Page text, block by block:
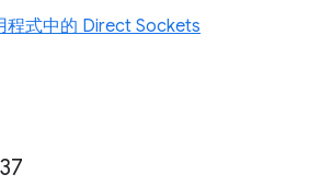
程式中的 Direct Sockets